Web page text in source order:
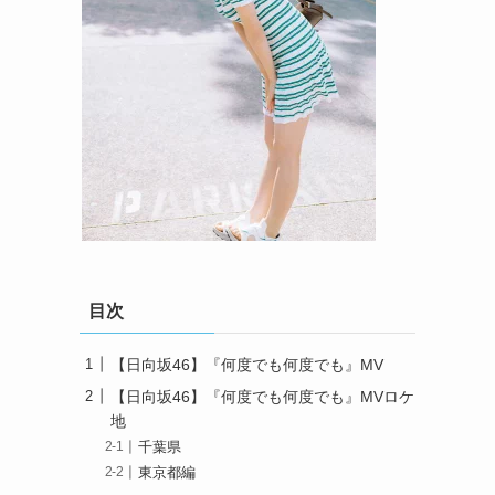
目次
【日向坂46】『何度でも何度でも』MV
【日向坂46】『何度でも何度でも』MVロケ
地
千葉県
東京都編